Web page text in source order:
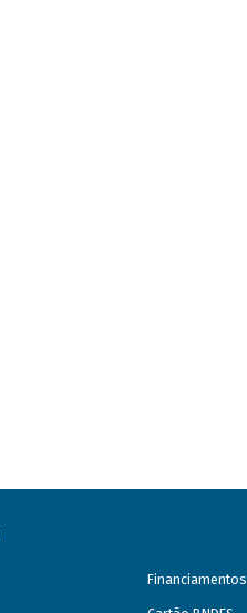
Financiamentos